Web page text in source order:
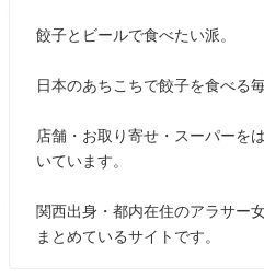
餃子とビールで食べたい派。
日本のあちこちで餃子を食べる
店舗・お取り寄せ・スーパーを
いています。
関西出身・都内在住のアラサー
まとめているサイトです。